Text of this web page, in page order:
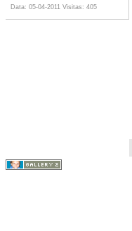
Data: 05-04-2011 Visitas: 405